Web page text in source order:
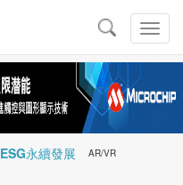
切
換
導
導
航
ESG永續發展 AR/VR